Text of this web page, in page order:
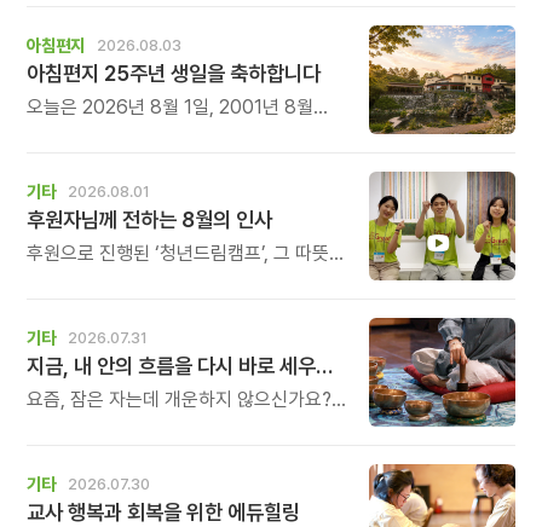
아침편지 2026.08.03
아침편지 25주년 생일을 축하합니다
오늘은 2026년 8월 1일, 2001년 8월
기타 2026.08.01
후원자님께 전하는 8월의 인사
후원으로 진행된 ‘청년드림캠프’, 그 따뜻한
기타 2026.07.31
지금, 내 안의 흐름을 다시 바로 세우고 싶다면
요즘, 잠은 자는데 개운하지 않으신가요?
쉬어도 회복되지 않는 건 몸이 아니라
‘에너지의 흐름’이 흐트러졌기 때문입니다.
기타 2026.07.30
교사 행복과 회복을 위한 에듀힐링